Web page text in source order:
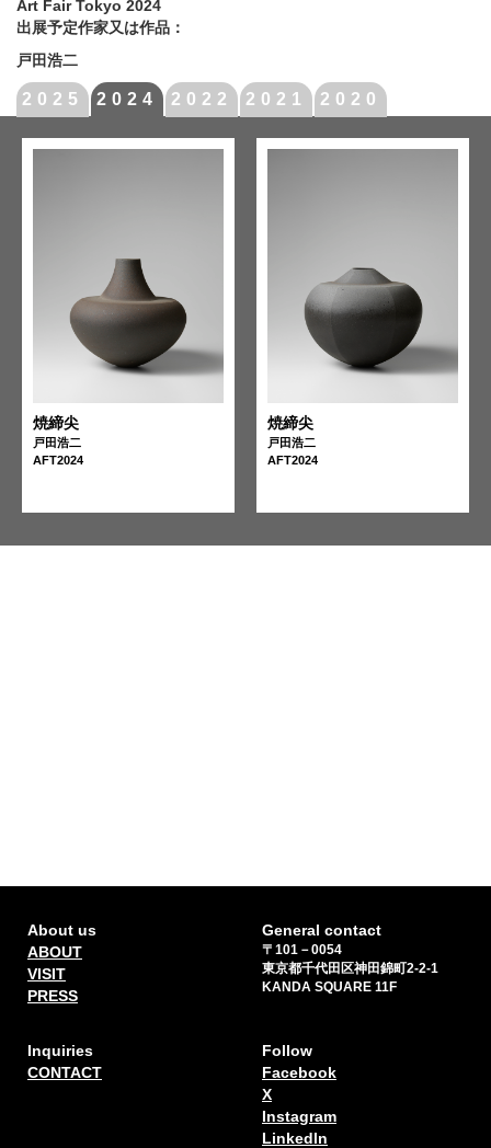
Art Fair Tokyo 2024
出展予定作家又は作品：
戸田浩二
2025 2024 2022 2021 2020
焼締尖
戸田浩二
AFT2024
焼締尖
戸田浩二
AFT2024
About us
ABOUT
VISIT
PRESS
General contact
〒101－0054
東京都千代田区神田錦町2-2-1
KANDA SQUARE 11F
Inquiries
CONTACT
Follow
Facebook
X
Instagram
Linkedln